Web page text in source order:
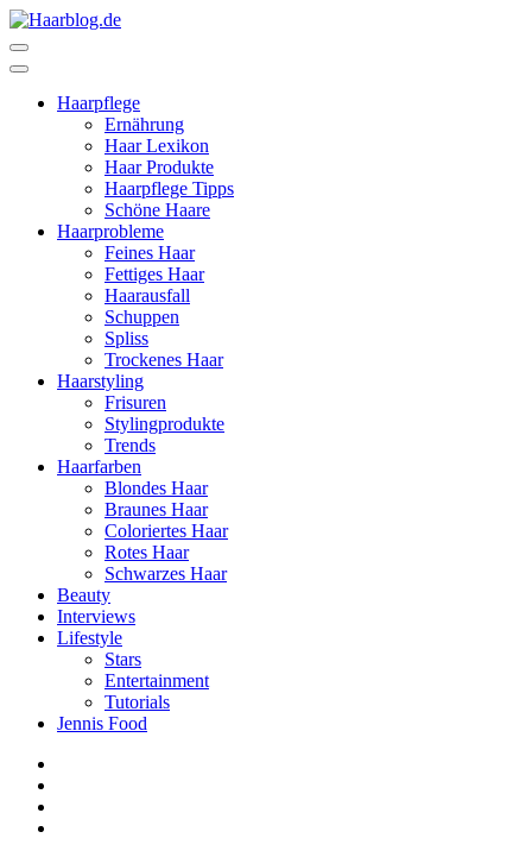
Zum
Inhalt
springen
drücken)Haarpflege
Ernährung
Haar Lexikon
Haar Produkte
Haarpflege Tipps
Schöne Haare
Haarprobleme
Feines Haar
Fettiges Haar
Haarausfall
Schuppen
Spliss
Trockenes Haar
Haarstyling
Frisuren
Stylingprodukte
Trends
Haarfarben
Blondes Haar
Braunes Haar
Coloriertes Haar
Rotes Haar
Schwarzes Haar
Beauty
Interviews
Lifestyle
Stars
Entertainment
Tutorials
Jennis Food